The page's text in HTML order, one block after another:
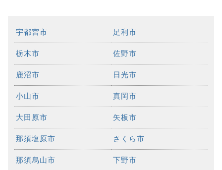
宇都宮市 足利市
栃木市 佐野市
鹿沼市 日光市
小山市 真岡市
大田原市 矢板市
那須塩原市 さくら市
那須烏山市 下野市